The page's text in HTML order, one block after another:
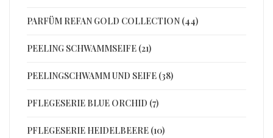
PARFÜM REFAN GOLD COLLECTION (44)
PEELING SCHWAMMSEIFE (21)
PEELINGSCHWAMM UND SEIFE (38)
PFLEGESERIE BLUE ORCHID (7)
PFLEGESERIE HEIDELBEERE (10)